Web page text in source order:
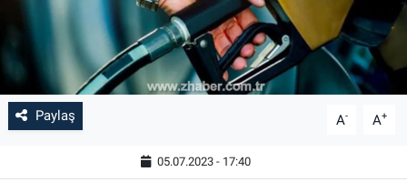
Paylaş A- A+
05.07.2023 - 17:40